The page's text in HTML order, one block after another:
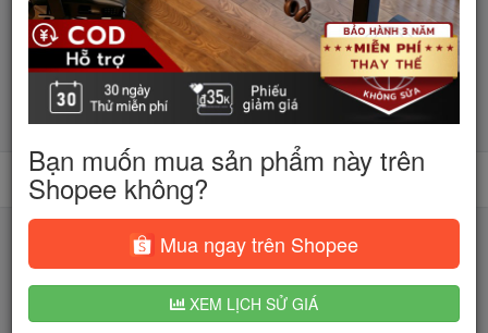
Tìm kiếm
Bạn muốn mua sản phẩm này trên
Shopee không?
Mua ngay trên Shopee
XEM LỊCH SỬ GIÁ